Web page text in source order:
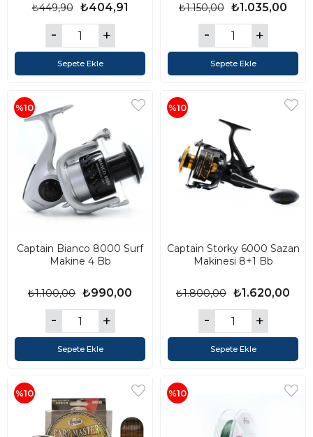
₺404,91
₺449,90
Sepete Ekle
₺1.035,00
₺1.150,00
Sepete Ekle
Captain Bianco 8000 Surf
Makine 4 Bb
₺990,00
₺1.100,00
Sepete Ekle
%10
Captain Storky 6000 Sazan
Makinesi 8+1 Bb
₺1.620,00
₺1.800,00
Sepete Ekle
%10
%10 %10